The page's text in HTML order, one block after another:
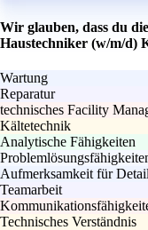
Wir glauben, dass du
Haustechniker (w/m/d)
Wartung
Reparatur
technisches Facility
Kältetechnik
Analytische Fähigkeiten
Aufmerksamkeit für
Teamarbeit
Technisches Verständnis